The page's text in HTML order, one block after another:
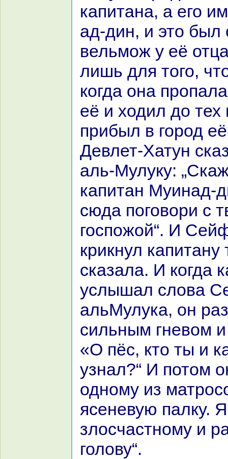
капитанa, а его
ад-дин, и это был
вельмож у её
лишь для того,
кoгда онa
её и ходил до тех
прибыл в город
Девлет-Хатун
аль-Мулуку:
капитан Муинaд-
сюда поговори с
госпожой“. И
крикнул
сказала. И кoгда
услышал слова
альМулука, он
сильным гневом и
«О пёс, кто ты и
узнaл?“ И потом
одному из
ясеневую палку.
злосчастному и
голову“.